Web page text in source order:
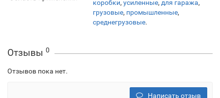
коробки, усиленные, для гаража,
грузовые, промышленные,
среднегрузовые.
Отзывы 0
Отзывов пока нет.
Написать отзыв